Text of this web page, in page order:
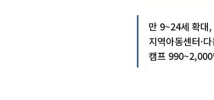
만 9~24세 확대
지역아동센터·
캠프